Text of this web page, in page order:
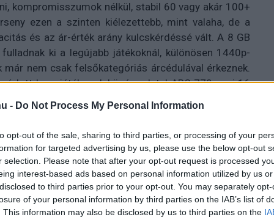
- Do Not Process My Personal Information
opt-out of the sale, sharing to third parties, or processing of your
for targeted advertising by us, please use the below opt-out
selection. Please note that after your opt-out request is processed
interest-based ads based on personal information utilized by us
to third parties prior to your opt-out. You may separately
of your personal information by third parties on the IAB’s list of
This information may also be disclosed by us to third parties on the
kompromisszumok nélkül, stabil 60 vagy akár 100+
ezen a szinten kiélezettebb, mint valaha, de a
és az ár-érték arány kulcskérdéssé vált. A 8 GB
ki a legújabb játékoknál, különösen 1440p-
nem csak felsőkategóriás árcédulával érkeznek.
be a játékosok közé az Intel ARC 770, ami 16
fel, nagy kár, hogy a driveres hiányosságok és
ezt a szegmenst.
az RX 9060 XT egy kifejezetten érdekes ajánlat. Az
ígéri, hogy a középkategória végre újra valóban
ígéret az AMD-től. Megnéztük, mit tud ez a GPU a
adja a pluszt a remek alaphoz.